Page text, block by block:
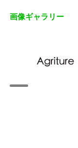
画像ギャラリー